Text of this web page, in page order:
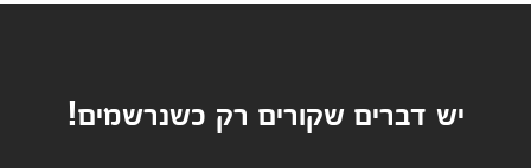
יש דברים שקורים רק כשנרשמים!